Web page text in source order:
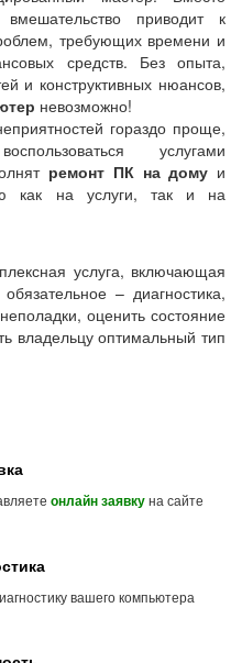
приводит к
требующих времени и
средств. Без опыта,
и конструктивных нюансов,
невозможно!
гораздо проще,
услугами
ремонт ПК на дому и
как на услуги, так и на
услуга, включающая
– диагностика,
оценить состояние
владельцу оптимальный тип
онлайн заявкуна сайте
вашего компьютера